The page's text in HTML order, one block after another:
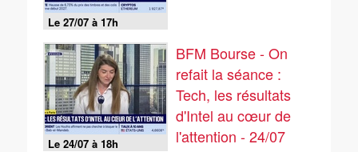
Le 27/07 à 17h
Le 24/07 à 18h
BFM Bourse - On
refait la séance :
Tech, les résultats
d'Intel au cœur de
l'attention - 24/07